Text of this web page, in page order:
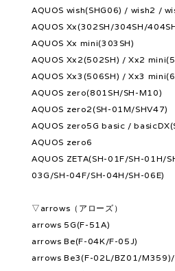
AQUOS wish(SHG06) / wish2 /
AQUOS Xx(302SH/304SH/
AQUOS Xx mini(303SH)
AQUOS Xx2(502SH) / Xx2
AQUOS Xx3(506SH) / Xx3
AQUOS zero(801SH/SH-M10)
AQUOS zero2(SH-01M/SHV47)
AQUOS zero5G basic /
AQUOS zero6
AQUOS ZETA(SH-01F/SH-01H/
03G/SH-04F/SH-04H/SH-06E)
▽arrows（アローズ）
arrows 5G(F-51A)
arrows Be(F-04K/F-05J)
arrows Be3(F-02L/BZ01/M359)/